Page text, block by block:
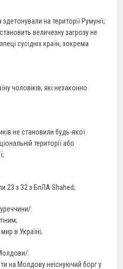
на території Румунії;
величезну загрозу не
сусідніх країн, зокрема
чоловіків, які незаконно
не становили будь-якої
території або
23 з 32 з БпЛА Shahed;
:
в Україні;
:
на Молдову неіснуючий борг у